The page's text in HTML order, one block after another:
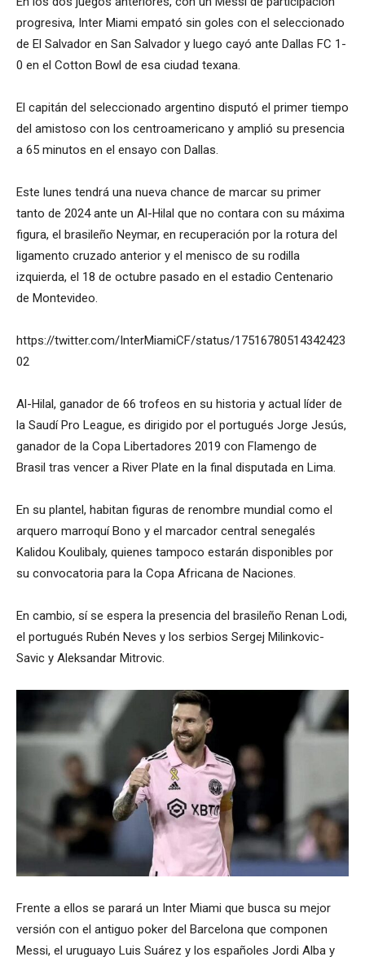
progresiva, Inter Miami empató sin goles con el seleccionado
de El Salvador en San Salvador y luego cayó ante Dallas FC 1-
0 en el Cotton Bowl de esa ciudad texana.
El capitán del seleccionado argentino disputó el primer tiempo
del amistoso con los centroamericano y amplió su presencia
a 65 minutos en el ensayo con Dallas.
Este lunes tendrá una nueva chance de marcar su primer
tanto de 2024 ante un Al-Hilal que no contara con su máxima
figura, el brasileño Neymar, en recuperación por la rotura del
ligamento cruzado anterior y el menisco de su rodilla
izquierda, el 18 de octubre pasado en el estadio Centenario
de Montevideo.
https://twitter.com/InterMiamiCF/status/17516780514342423
02
Al-Hilal, ganador de 66 trofeos en su historia y actual líder de
la Saudí Pro League, es dirigido por el portugués Jorge Jesús,
ganador de la Copa Libertadores 2019 con Flamengo de
Brasil tras vencer a River Plate en la final disputada en Lima.
En su plantel, habitan figuras de renombre mundial como el
arquero marroquí Bono y el marcador central senegalés
Kalidou Koulibaly, quienes tampoco estarán disponibles por
su convocatoria para la Copa Africana de Naciones.
En cambio, sí se espera la presencia del brasileño Renan Lodi,
el portugués Rubén Neves y los serbios Sergej Milinkovic-
Savic y Aleksandar Mitrovic.
Frente a ellos se parará un Inter Miami que busca su mejor
versión con el antiguo poker del Barcelona que componen
Messi, el uruguayo Luis Suárez y los españoles Jordi Alba y